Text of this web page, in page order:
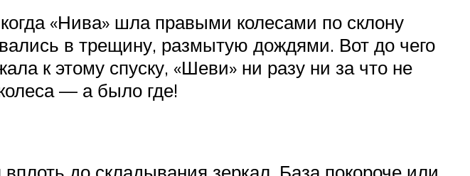
«Нива» шла правыми колесами по склону
в трещину, размытую дождями. Вот до чего
к этому спуску, «Шеви» ни разу ни за что не
— а было где!